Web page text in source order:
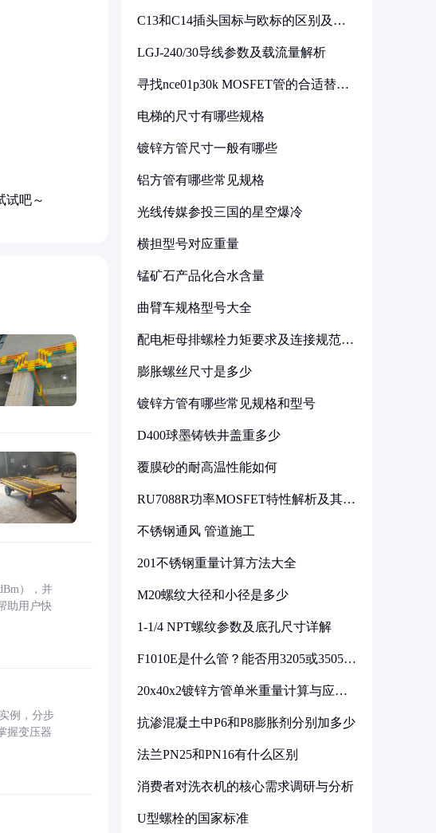
试吧～
），并
助用户快
例，分步
握变压器
C13和C14插头国标与欧标的区别及其
LGJ-240/30导线参数及载流量解析
寻找nce01p30k MOSFET管的合适替代
电梯的尺寸有哪些规格
镀锌方管尺寸一般有哪些
铝方管有哪些常见规格
光线传媒参投三国的星空爆冷
横担型号对应重量
锰矿石产品化合水含量
曲臂车规格型号大全
配电柜母排螺栓力矩要求及连接规范详
膨胀螺丝尺寸是多少
镀锌方管有哪些常见规格和型号
D400球墨铸铁井盖重多少
覆膜砂的耐高温性能如何
RU7088R功率MOSFET特性解析及其在
不锈钢通风 管道施工
201不锈钢重量计算方法大全
M20螺纹大径和小径是多少
1-1/4 NPT螺纹参数及底孔尺寸详解
F1010E是什么管？能否用3205或3505代
20x40x2镀锌方管单米重量计算与应用
抗渗混凝土中P6和P8膨胀剂分别加多少
法兰PN25和PN16有什么区别
消费者对洗衣机的核心需求调研与分析
U型螺栓的国家标准